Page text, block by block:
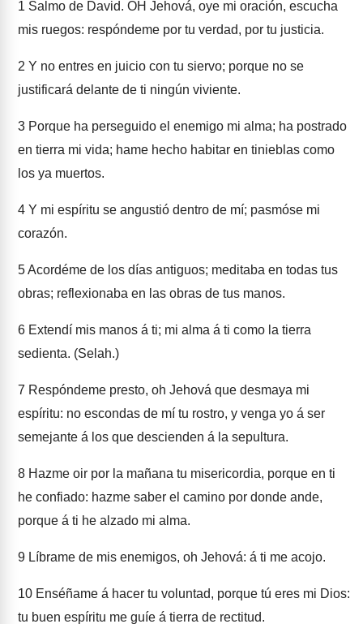
1 Salmo de David. OH Jehová, oye mi oración, escucha
mis ruegos: respóndeme por tu verdad, por tu justicia.
2 Y no entres en juicio con tu siervo; porque no se
justificará delante de ti ningún viviente.
3 Porque ha perseguido el enemigo mi alma; ha postrado
en tierra mi vida; hame hecho habitar en tinieblas como
los ya muertos.
4 Y mi espíritu se angustió dentro de mí; pasmóse mi
corazón.
5Acordéme de los días antiguos; meditaba en todas tus
obras; reflexionaba en las obras de tus manos.
6 Extendí mis manos á ti; mi alma á ti como la tierra
sedienta. (Selah.)
7 Respóndeme presto, oh Jehová que desmaya mi
espíritu: no escondas de mí tu rostro, y venga yo á ser
semejante á los que descienden á la sepultura.
8 Hazme oir por la mañana tu misericordia, porque en ti
he confiado: hazme saber el camino por donde ande,
porque á ti he alzado mi alma.
9 Líbrame de mis enemigos, oh Jehová: á ti me acojo.
10 Enséñame á hacer tu voluntad, porque tú eres mi Dios:
tu buen espíritu me guíe á tierra de rectitud.